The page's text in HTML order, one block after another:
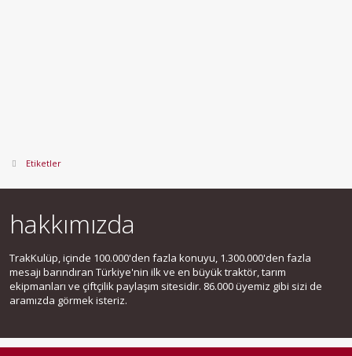
Etiketler
hakkımızda
TrakKulüp, içinde 100.000'den fazla konuyu, 1.300.000'den fazla
mesajı barındıran Türkiye'nin ilk ve en büyük traktör, tarım
ekipmanları ve çiftçilik paylaşım sitesidir. 86.000 üyemiz gibi sizi de
aramızda görmek isteriz.